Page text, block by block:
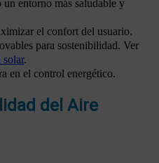
entorno más saludable y
el confort del usuario.
para sostenibilidad. Ver
solar.
en el control energético.
del Aire